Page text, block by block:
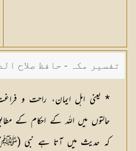
تفسیر مکہ - حافظ صلاح
* یعنی اہل ایمان، راحت و
حالتوں میں اللہ کے احکام کے
کہ حدیث میں آتا ہے نبی (ﷺ)